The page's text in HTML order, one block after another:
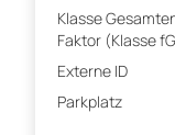
Klasse
Faktor (Klasse
Externe ID
Parkplatz